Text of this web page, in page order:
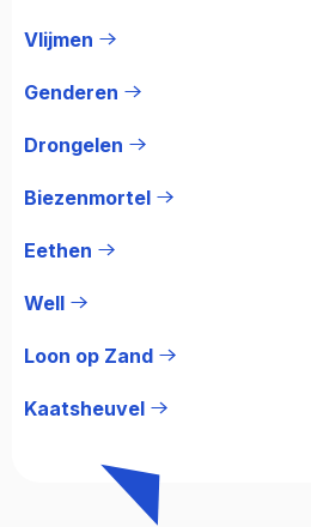
Vlijmen
Genderen
Drongelen
Biezenmortel
Eethen
Well
Loon op Zand
Kaatsheuvel